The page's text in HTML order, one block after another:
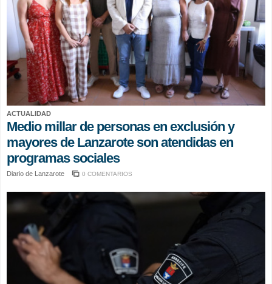
ACTUALIDAD
Medio millar de personas en exclusión y
mayores de Lanzarote son atendidas en
programas sociales
Diario de Lanzarote 0 COMENTARIOS